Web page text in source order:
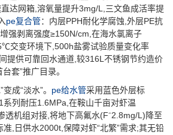
达网箱,溶氧量提升3mg/L,三文鱼成活率提
pe复合管：内层PPH耐化学腐蚀,外层PE抗
强剥离强度≥150N/cm,在海水氯离子
交变环境下,500h盐雾试验质量变化率
提供可靠回水通道,较316L不锈钢节约造价
套”推广目录。
成“淡水”。 pe给水管采用蓝色外层标
系列耐压1.6MPa,在鞍山千亩对虾温
透机组对接,将地下高氟水(F⁻2.8mg/L)降至
,日供水2000t,保障对虾“北繁”需求;其无铅